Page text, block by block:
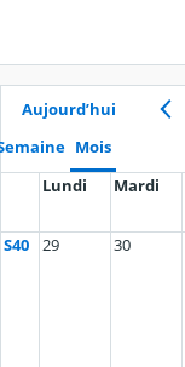
Aujourd’hui
Mois
Lundi
Mardi
S40 29 30